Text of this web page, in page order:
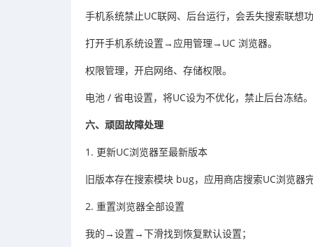
手机系统禁止UC联网、后台运行，会丢失搜索联想功
打开手机系统设置→应用管理→UC 浏览器。
权限管理，开启网络、存储权限。
电池 / 省电设置，将UC设为不优化，禁止后台冻结。
六、顽固故障处理
1. 更新UC浏览器至最新版本
旧版本存在搜索模块 bug，应用商店搜索UC浏览器完
2. 重置浏览器全部设置
我的→设置→下滑找到恢复默认设置；